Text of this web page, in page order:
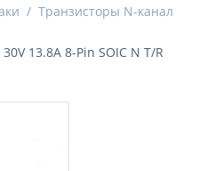
/ Транзисторы N-канал
13.8A 8-Pin SOIC N T/R